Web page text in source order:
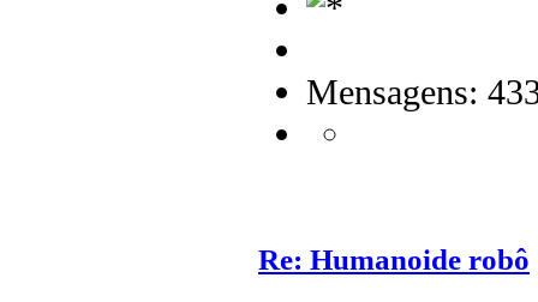
Mensagens:
Re: Humanoide robô